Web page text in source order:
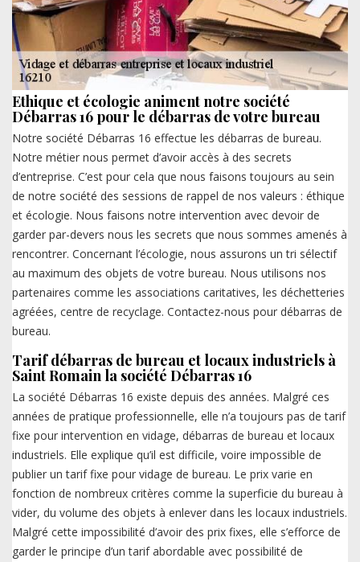
Ethique et écologie animent notre société
Débarras 16 pour le débarras de votre bureau
Notre société Débarras 16 effectue les débarras de bureau.
Notre métier nous permet d’avoir accès à des secrets
d’entreprise. C’est pour cela que nous faisons toujours au sein
de notre société des sessions de rappel de nos valeurs : éthique
et écologie. Nous faisons notre intervention avec devoir de
garder par-devers nous les secrets que nous sommes amenés à
rencontrer. Concernant l’écologie, nous assurons un tri sélectif
au maximum des objets de votre bureau. Nous utilisons nos
partenaires comme les associations caritatives, les déchetteries
agréées, centre de recyclage. Contactez-nous pour débarras de
bureau.
Tarif débarras de bureau et locaux industriels à
Saint Romain la société Débarras 16
La société Débarras 16 existe depuis des années. Malgré ces
années de pratique professionnelle, elle n’a toujours pas de tarif
fixe pour intervention en vidage, débarras de bureau et locaux
industriels. Elle explique qu’il est difficile, voire impossible de
publier un tarif fixe pour vidage de bureau. Le prix varie en
fonction de nombreux critères comme la superficie du bureau à
vider, du volume des objets à enlever dans les locaux industriels.
Malgré cette impossibilité d’avoir des prix fixes, elle s’efforce de
garder le principe d’un tarif abordable avec possibilité de